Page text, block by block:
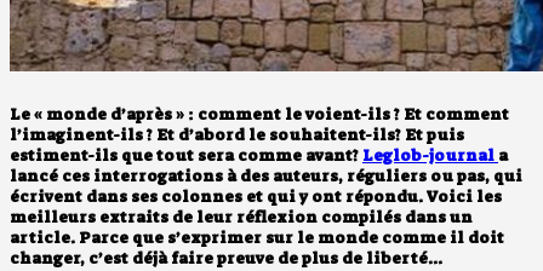
Le « monde d’après » : comment le voient-ils ? Et comment
l’imaginent-ils ? Et d’abord le souhaitent-ils? Et puis
estiment-ils que tout sera comme avant? Leglob-journal a
lancé ces interrogations à des auteurs, réguliers ou pas, qui
écrivent dans ses colonnes et qui y ont répondu. Voici les
meilleurs extraits de leur réflexion compilés dans un
article. Parce que s’exprimer sur le monde comme il doit
changer, c’est déjà faire preuve de plus de liberté...